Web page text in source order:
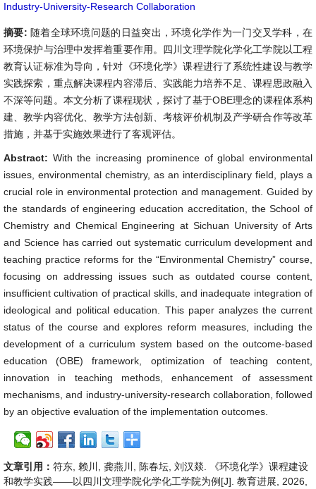
Industry-University-Research Collaboration
摘要: 随着全球环境问题的日益突出，环境化学作为一门交叉学科，在
环境保护与治理中发挥着重要作用。四川文理学院化学化工学院以工程
教育认证标准为导向，针对《环境化学》课程进行了系统性建设与教学
实践探索，重点解决课程内容滞后、实践能力培养不足、课程思政融入
不深等问题。本文分析了课程现状，探讨了基于OBE理念的课程体系构
建、教学内容优化、教学方法创新、考核评价机制及产学研合作等改革
措施，并基于实施效果进行了客观评估。
Abstract: With the increasing prominence of global environmental
issues, environmental chemistry, as an interdisciplinary field, plays a
crucial role in environmental protection and management. Guided by
the standards of engineering education accreditation, the School of
Chemistry and Chemical Engineering at Sichuan University of Arts
and Science has carried out systematic curriculum development and
teaching practice reforms for the “Environmental Chemistry” course,
focusing on addressing issues such as outdated course content,
insufficient cultivation of practical skills, and inadequate integration of
ideological and political education. This paper analyzes the current
status of the course and explores reform measures, including the
development of a curriculum system based on the outcome-based
education (OBE) framework, optimization of teaching content,
innovation in teaching methods, enhancement of assessment
mechanisms, and industry-university-research collaboration, followed
by an objective evaluation of the implementation outcomes.
文章引用： 符东, 赖川, 龚燕川, 陈春坛, 刘汉燚. 《环境化学》课程建设
和教学实践——以四川文理学院化学化工学院为例[J]. 教育进展, 2026,